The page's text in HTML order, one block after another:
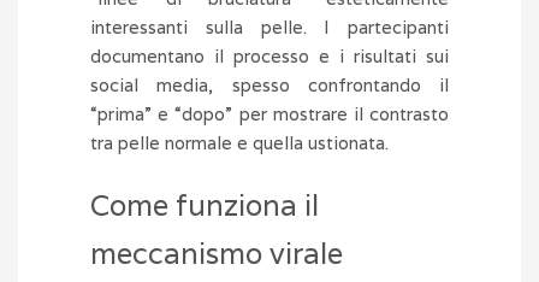
interessanti sulla pelle. I partecipanti
documentano il processo e i risultati sui
social media, spesso confrontando il
“prima” e “dopo” per mostrare il contrasto
tra pelle normale e quella ustionata.
Come funziona il
meccanismo virale